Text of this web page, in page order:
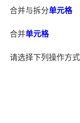
合并与拆分单元格
合并单元格
请选择下列操作方式